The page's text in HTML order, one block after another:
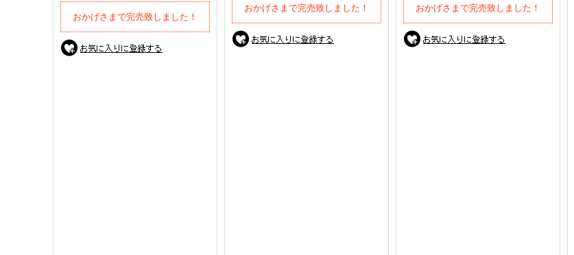
おかげさまで完売致しました！
おかげさまで完売致しました！ おかげさまで完売致しました！